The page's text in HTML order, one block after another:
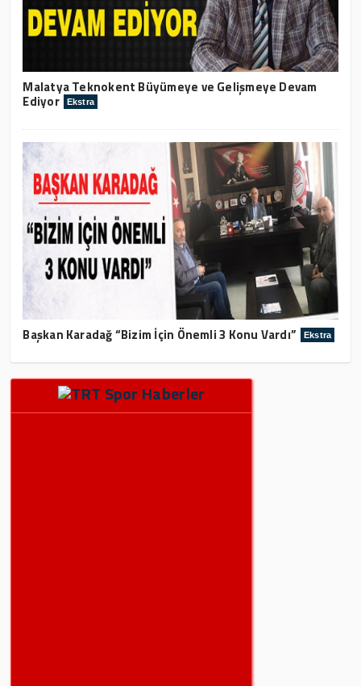
Malatya Teknokent Büyümeye ve Gelişmeye Devam
Ediyor Ekstra
Başkan Karadağ “Bizim İçin Önemli 3 Konu Vardı” Ekstra